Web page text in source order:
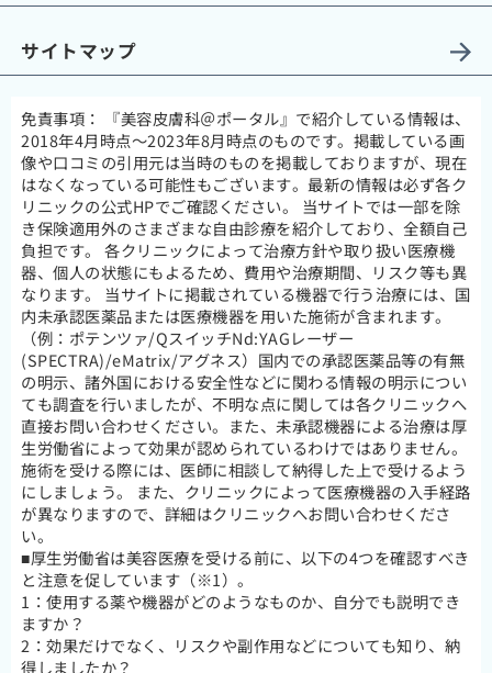
サイトマップ
免責事項：
『美容皮膚科＠ポータル』で紹介している情報は、
2018年4月時点～2023年8月時点のものです。掲載している画
像や口コミの引用元は当時のものを掲載しておりますが、現在
はなくなっている可能性もございます。最新の情報は必ず各ク
リニックの公式HPでご確認ください。 当サイトでは一部を除
き保険適用外のさまざまな自由診療を紹介しており、全額自己
負担です。 各クリニックによって治療方針や取り扱い医療機
器、個人の状態にもよるため、費用や治療期間、リスク等も異
なります。 当サイトに掲載されている機器で行う治療には、国
内未承認医薬品または医療機器を用いた施術が含まれます。
（例：ポテンツァ/QスイッチNd:YAGレーザー
(SPECTRA)/eMatrix/アグネス）国内での承認医薬品等の有無
の明示、諸外国における安全性などに関わる情報の明示につい
ても調査を行いましたが、不明な点に関しては各クリニックへ
直接お問い合わせください。また、未承認機器による治療は厚
生労働省によって効果が認められているわけではありません。
施術を受ける際には、医師に相談して納得した上で受けるよう
にしましょう。 また、クリニックによって医療機器の入手経路
が異なりますので、詳細はクリニックへお問い合わせくださ
い。
■厚生労働省は美容医療を受ける前に、以下の4つを確認すべき
と注意を促しています（※1）。
1：使用する薬や機器がどのようなものか、自分でも説明でき
ますか？
2：効果だけでなく、リスクや副作用などについても知り、納
得しましたか？